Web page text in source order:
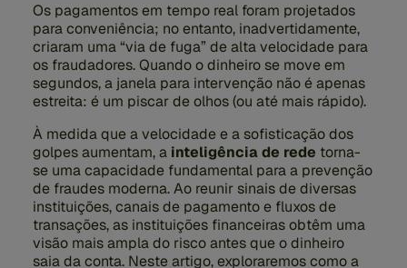
Os pagamentos em tempo real foram projetados
para conveniência; no entanto, inadvertidamente,
criaram uma “via de fuga” de alta velocidade para
os fraudadores. Quando o dinheiro se move em
segundos, a janela para intervenção não é apenas
estreita: é um piscar de olhos (ou até mais rápido).
À medida que a velocidade e a sofisticação dos
golpes aumentam, a inteligência de rede torna-
se uma capacidade fundamental para a prevenção
de fraudes moderna. Ao reunir sinais de diversas
instituições, canais de pagamento e fluxos de
transações, as instituições financeiras obtêm uma
visão mais ampla do risco antes que o dinheiro
saia da conta. Neste artigo, exploraremos como a